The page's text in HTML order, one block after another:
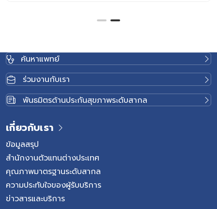
อ่อน (Pancreas) เป็นอวัยวะที่ซ่อนอยู่ลึกในช่องท้องด้านหลัง
กระเพาะอาหาร มีหน้าที่สำคัญ 2 ส่วน คือ 1. สร้างเอนไซม์
เพื่อช่วยย่อยอาหารและดูดซึมสารอาหาร 2. สร้างฮอร์โมน
เช่น อินซูลิน เพื่อควบคุมสมดุลระดับน้ำตาลในเลือด หากตับ
อ่อนทำงานผิดปกติ จะกระทบต่อระบบย่อยอาหารและระบบเผา
ผลาญพลังงานของร่างกายโดยตรง มะเร็งตับอ่อน คืออะไร
เกิดจากการเจริญเติบโตผิดปกติของเซลล์เนื้อเยื่อตับอ่อน
ตำแหน่งที่พบได้บ่อยที่สุดคือ ส่วนหัวของตับอ่อนซึ่งอยู่ติดกับ
ท่อน้ำดีและลำไส้เล็กส่วนต้น ด้วยตำแหน่งที่อยู่ลึก อาการใน
ระยะแรกจึงสังเกตได้ยาก ทำให้ผู้ป่วยมักได้รับการวินิจฉัยเมื่อ
โรคเข้าสู่ระยะลุกลามแล้ว อาการที่อาจพบได้ หากพบอาการ
เตือนเหล่านี้ ควรรีบพบแพทย์เฉพาะทางเพื่อตรวจวินิจฉัย
แนวทางการรักษามะเร็งตับอ่อน การรักษาขึ้นอยู่กับระยะของ
โรค ตำแหน่งก้อนเนื้อ และความแข็งแรงของผู้ป่วย ในกลุ่มที่
ค้นหาแพทย์
ร่วมงานกับเรา
พันธมิตรด้านประกันสุขภาพระดับสากล
เกี่ยวกับเรา
ข้อมูลสรุป
สำนักงานตัวแทนต่างประเทศ
คุณภาพมาตรฐานระดับสากล
ความประทับใจของผู้รับบริการ
ข่าวสารและบริการ